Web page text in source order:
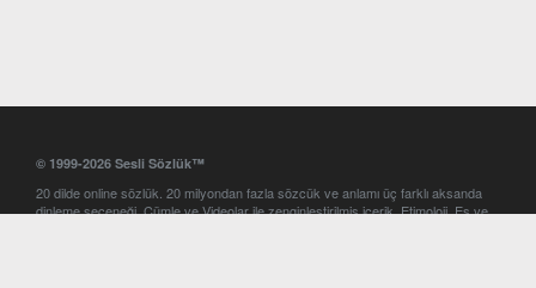
© 1999-2026 Sesli Sözlük™
20 dilde online sözlük. 20 milyondan fazla sözcük ve anlamı üç farklı aksanda
dinleme seçeneği. Cümle ve Videolar ile zenginleştirilmiş içerik. Etimoloji, Eş ve